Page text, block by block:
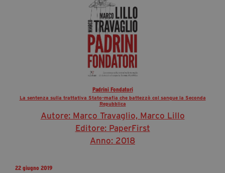
Padrini Fondatori
La sentenza sulla trattativa Stato-mafia che battezzò col sangue la Seconda
Repubblica
Autore: Marco Travaglio, Marco Lillo
Editore: PaperFirst
Anno: 2018
22 giugno 2019